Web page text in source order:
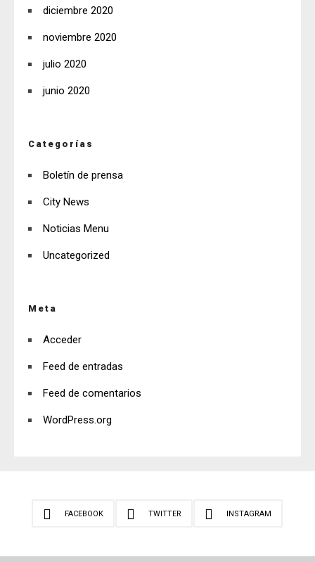
diciembre 2020
noviembre 2020
julio 2020
junio 2020
Categorías
Boletín de prensa
City News
Noticias Menu
Uncategorized
Meta
Acceder
Feed de entradas
Feed de comentarios
WordPress.org
FACEBOOK TWITTER INSTAGRAM